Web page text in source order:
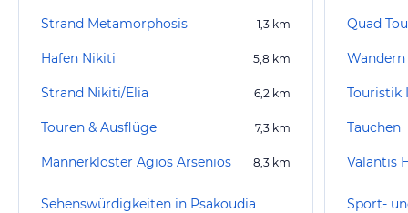
Strand Metamorphosis 1,3 km
Hafen Nikiti 5,8 km
Strand Nikiti/Elia 6,2 km
Touren & Ausflüge 7,3 km
Männerkloster Agios Arsenios 8,3 km
Sehenswürdigkeiten in Psakoudia
Tauchen
Valantis